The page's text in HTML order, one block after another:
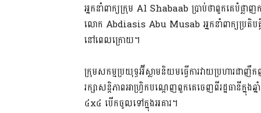
អ្នកនាំពាក្យក្រុម Al Shabaab ប្រាប់ថាពួកគេបំផ្ល
លោក Abdiasis Abu Musab អ្នកនាំពាក្យប្រតិបត្
នៅពេលក្រោយ។
ក្រុមសកម្មប្រយុទ្ធអ៊ីស្លាមនិយមធ្វើការវាយប្រហារជ
រក្សាសន្តិភាពអាហ្វ្រិកបណ្តេញពួកគេចេញពីរដ្ឋធា
៤x៤ បើកចូល​ទៅក្នុងអគារ។